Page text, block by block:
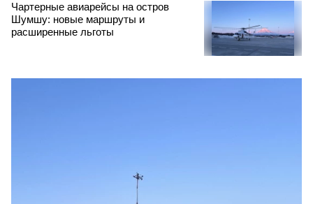
Чартерные авиарейсы на остров
Шумшу: новые маршруты и
расширенные льготы